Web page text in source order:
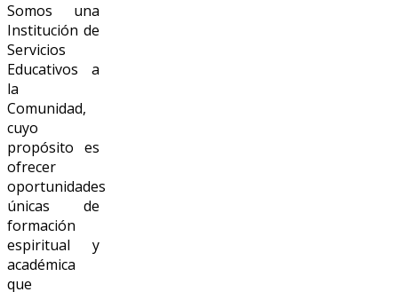
Somos una
Institución de
Servicios
Educativos a
la
Comunidad,
cuyo
propósito es
ofrecer
oportunidades
únicas de
formación
espiritual y
académica
que